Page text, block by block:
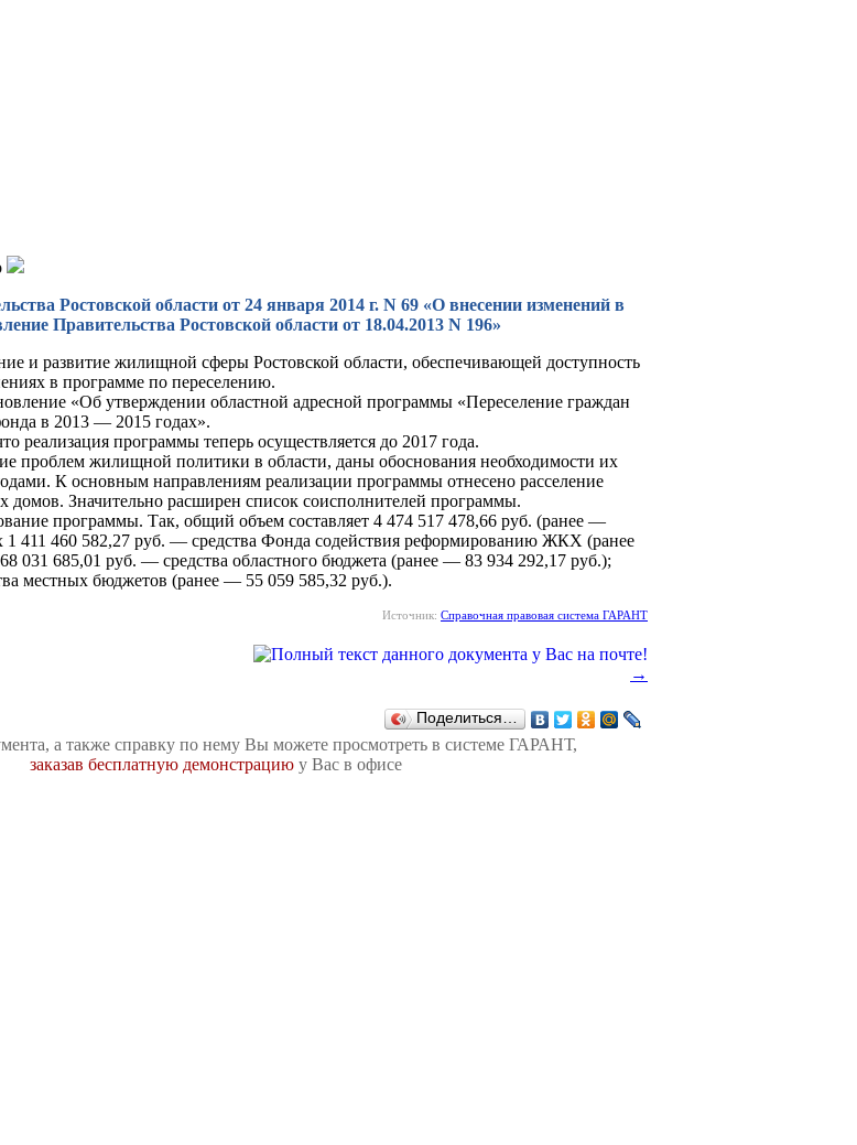
Ростовской области от 24 января 2014 г. N 69 «О внесении изменений в
Правительства Ростовской области от 18.04.2013 N 196»
и развитие жилищной сферы Ростовской области, обеспечивающей доступность
в программе по переселению.
«Об утверждении областной адресной программы «Переселение граждан
в 2013 — 2015 годах».
реализация программы теперь осуществляется до 2017 года.
проблем жилищной политики в области, даны обоснования необходимости их
К основным направлениям реализации программы отнесено расселение
домов. Значительно расширен список соисполнителей программы.
программы. Так, общий объем составляет 4 474 517 478,66 руб. (ранее —
1 411 460 582,27 руб. — средства Фонда содействия реформированию ЖКХ (ранее
031 685,01 руб. — средства областного бюджета (ранее — 83 934 292,17 руб.);
местных бюджетов (ранее — 55 059 585,32 руб.).
Источник: Справочная правовая система ГАРАНТ
→
Поделиться…
а также справку по нему Вы можете просмотреть в системе ГАРАНТ,
заказав бесплатную демонстрациюу Вас в офисе